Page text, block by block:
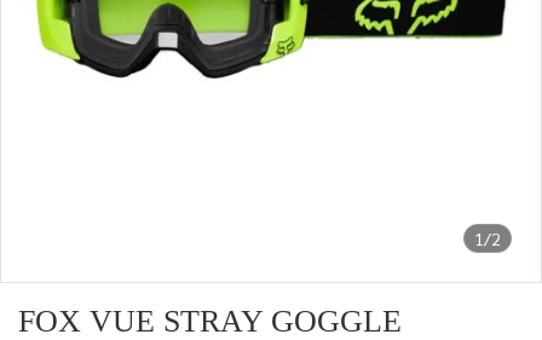
1/2
FOX VUE STRAY GOGGLE